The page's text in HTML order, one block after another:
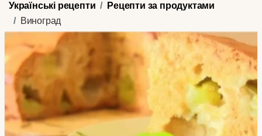
Українські рецепти
Рецепти за продуктами
Виноград